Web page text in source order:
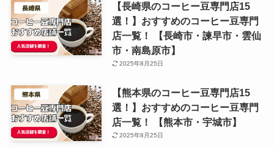
【長崎県のコーヒー豆専門店15
選！】おすすめのコーヒー豆専門
店一覧！ 【長崎市・諫早市・雲仙
市・南島原市】
2025年8月25日
【熊本県のコーヒー豆専門店15
選！】おすすめのコーヒー豆専門
店一覧！ 【熊本市・宇城市】
2025年8月25日